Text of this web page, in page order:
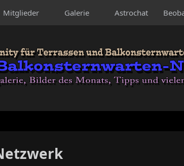
Mitglieder Galerie Astrochat